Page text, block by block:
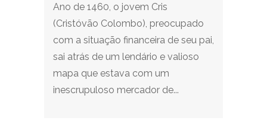
Ano de 1460, o jovem Cris
(Cristóvão Colombo), preocupado
com a situação financeira de seu pai,
sai atrás de um lendário e valioso
mapa que estava com um
inescrupuloso mercador de...